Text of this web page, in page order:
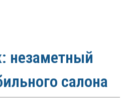
незаметный
салона